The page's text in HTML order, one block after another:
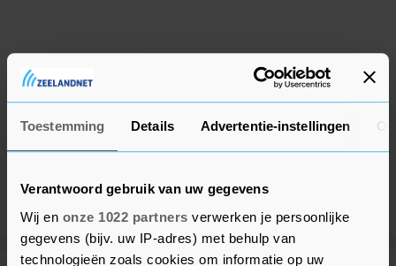
Toestemming Details Advertentie-instellingen
Verantwoord gebruik van uw gegevens
Wij en onze 1022 partners verwerken je persoonlijke
gegevens (bijv. uw IP-adres) met behulp van
technologieën zoals cookies om informatie op uw